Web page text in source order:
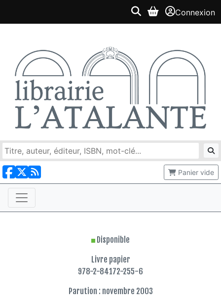
Connexion
Panier vide
Disponible
Livre papier
978-2-84172-255-6
Parution : novembre 2003